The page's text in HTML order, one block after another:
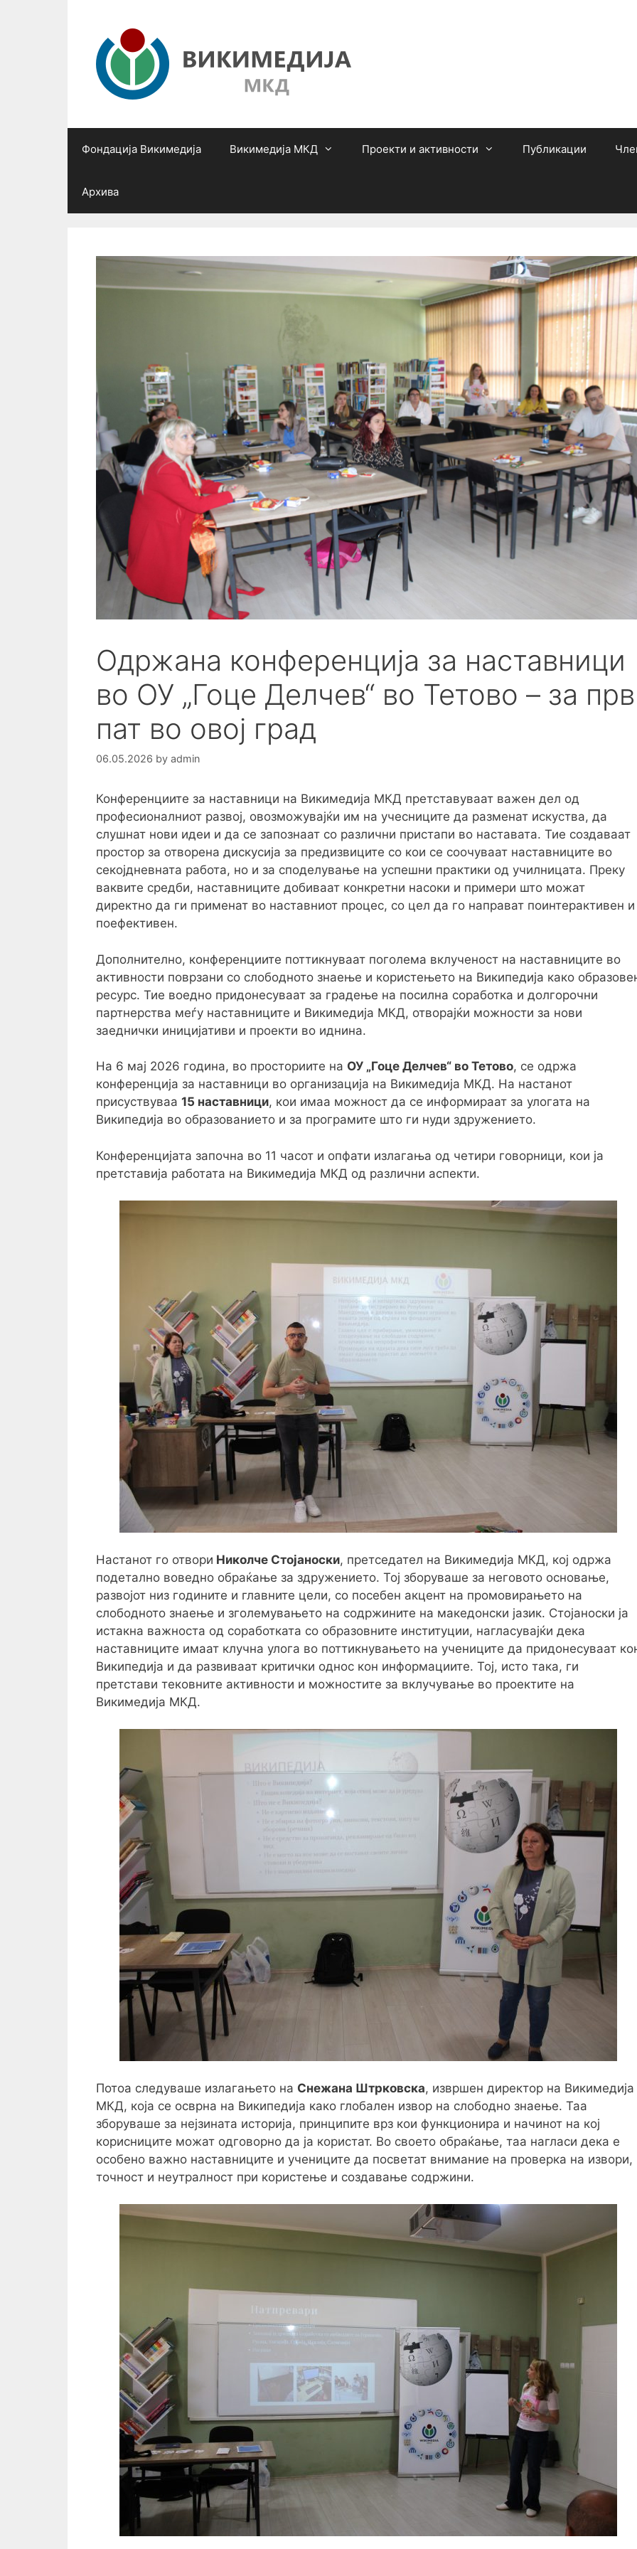
Фондација Викимедија Викимедија МКД Проекти и активности Публикации
Архива
Одржана конференција за наставници
во ОУ „Гоце Делчев“ во Тетово – за прв
пат во овој град
06.05.2026 by admin
Конференциите за наставници на Викимедија МКД претставуваат важен дел од
професионалниот развој, овозможувајќи им на учесниците да разменат искуства, да
слушнат нови идеи и да се запознаат со различни пристапи во наставата. Тие создаваат
простор за отворена дискусија за предизвиците со кои се соочуваат наставниците во
секојдневната работа, но и за споделување на успешни практики од училницата. Преку
ваквите средби, наставниците добиваат конкретни насоки и примери што можат
директно да ги применат во наставниот процес, со цел да го направат поинтерактивен и
поефективен.
Дополнително, конференциите поттикнуваат поголема вклученост на наставниците во
активности поврзани со слободното знаење и користењето на Википедија како
ресурс. Тие воедно придонесуваат за градење на посилна соработка и долгорочни
партнерства меѓу наставниците и Викимедија МКД, отворајќи можности за нови
заеднички иницијативи и проекти во иднина.
На 6 мај 2026 година, во просториите на ОУ „Гоце Делчев“ во Тетово, се одржа
конференција за наставници во организација на Викимедија МКД. На настанот
присуствуваа 15 наставници, кои имаа можност да се информираат за улогата на
Википедија во образованието и за програмите што ги нуди здружението.
Конференцијата започна во 11 часот и опфати излагања од четири говорници, кои ја
претставија работата на Викимедија МКД од различни аспекти.
Настанот го отвори Николче Стојаноски, претседател на Викимедија МКД, кој одржа
подетално воведно обраќање за здружението. Тој зборуваше за неговото основање,
развојот низ годините и главните цели, со посебен акцент на промовирањето на
слободното знаење и зголемувањето на содржините на македонски јазик. Стојаноски ја
истакна важноста од соработката со образовните институции, нагласувајќи дека
наставниците имаат клучна улога во поттикнувањето на учениците да придонесуваат
Википедија и да развиваат критички однос кон информациите. Тој, исто така, ги
претстави тековните активности и можностите за вклучување во проектите на
Викимедија МКД.
Потоа следуваше излагањето на Снежана Штрковска, извршен директор на Викимедија
МКД, која се осврна на Википедија како глобален извор на слободно знаење. Таа
зборуваше за нејзината историја, принципите врз кои функционира и начинот на кој
корисниците можат одговорно да ја користат. Во своето обраќање, таа нагласи дека е
особено важно наставниците и учениците да посветат внимание на проверка на извори,
точност и неутралност при користење и создавање содржини.